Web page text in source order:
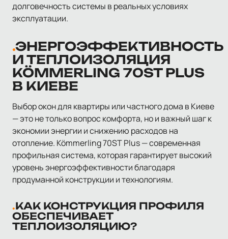
долговечность системы в реальных условиях
эксплуатации.
ЭНЕРГОЭФФЕКТИВНОСТЬ
И ТЕПЛОИЗОЛЯЦИЯ
KÖMMERLING 70ST PLUS
В КИЕВЕ
Выбор окон для квартиры или частного дома в Киеве
— это не только вопрос комфорта, но и важный шаг к
экономии энергии и снижению расходов на
отопление. Kömmerling 70ST Plus — современная
профильная система, которая гарантирует высокий
уровень энергоэффективности благодаря
продуманной конструкции и технологиям.
КАК КОНСТРУКЦИЯ ПРОФИЛЯ
ОБЕСПЕЧИВАЕТ
ТЕПЛОИЗОЛЯЦИЮ?